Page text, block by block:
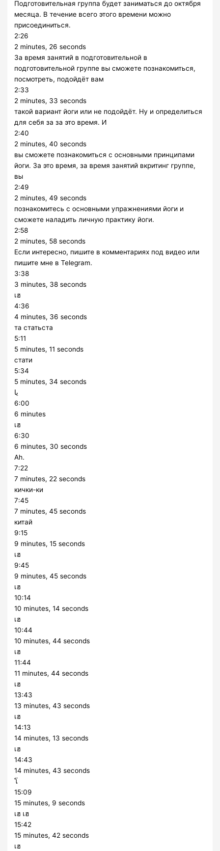
Подготовительная группа будет заниматься до октября
месяца. В течение всего этого времени можно
присоединиться.
2:26
2 minutes, 26 seconds
За время занятий в подготовительной в
подготовительной группе вы сможете познакомиться,
посмотреть, подойдёт вам
2:33
2 minutes, 33 seconds
такой вариант йоги или не подойдёт. Ну и определиться
для себя за за это время. И
2:40
2 minutes, 40 seconds
вы сможете познакомиться с основными принципами
йоги. За это время, за время занятий вкритинг группе,
вы
2:49
2 minutes, 49 seconds
познакомитесь с основными упражнениями йоги и
сможете наладить личную практику йоги.
2:58
2 minutes, 58 seconds
Если интересно, пишите в комментариях под видео или
пишите мне в Telegram.
3:38
3 minutes, 38 seconds
เฮ
4:36
4 minutes, 36 seconds
та статьста
5:11
5 minutes, 11 seconds
стати
5:34
5 minutes, 34 seconds
يا
6:00
6 minutes
เฮ
6:30
6 minutes, 30 seconds
Ah.
7:22
7 minutes, 22 seconds
кички-ки
7:45
7 minutes, 45 seconds
китай
9:15
9 minutes, 15 seconds
เฮ
9:45
9 minutes, 45 seconds
เฮ
10:14
10 minutes, 14 seconds
เฮ
10:44
10 minutes, 44 seconds
เฮ
11:44
11 minutes, 44 seconds
เฮ
13:43
13 minutes, 43 seconds
เฮ
14:13
14 minutes, 13 seconds
เฮ
14:43
14 minutes, 43 seconds
โ
15:09
15 minutes, 9 seconds
เฮ เฮ
15:42
15 minutes, 42 seconds
เฮ